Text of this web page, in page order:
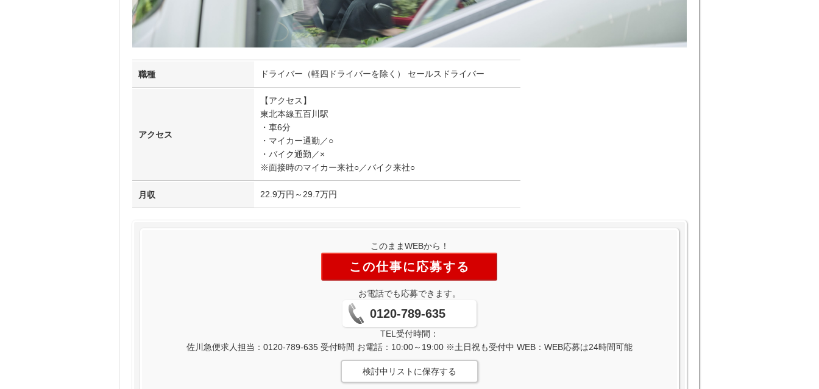
職種 ドライバー（軽四ドライバーを除く） セールスドライバー
アクセス
【アクセス】
東北本線五百川駅
・車6分
・マイカー通勤／○
・バイク通勤／×
※面接時のマイカー来社○／バイク来社○
月収 22.9万円～29.7万円
このままWEBから！
この仕事に応募する
お電話でも応募できます。
0120-789-635
TEL受付時間：
佐川急便求人担当：0120-789-635 受付時間 お電話：10:00～19:00 ※土日祝も受付中 WEB：WEB応募は24時間可能
検討中リストに保存する